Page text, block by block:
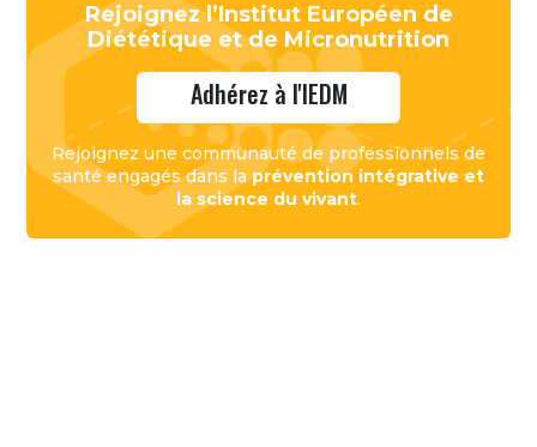
Rejoignez l’Institut Européen de
Diététique et de Micronutrition
Adhérez à l'IEDM
Rejoignez une communauté de professionnels de
santé engagés dans laprévention intégrative et
la science du vivant.